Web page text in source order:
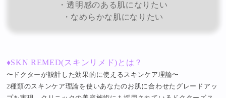
・透明感のある肌になりたい
・なめらかな肌になりたい
♦︎SKN REMED(スキンリメド)とは？
〜ドクターが設計した効果的に使えるスキンケア理論〜
2種類のスキンケア理論を使いあなたのお肌に合わせたグレードアッ